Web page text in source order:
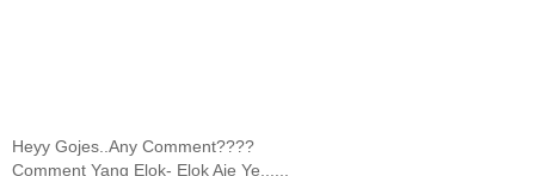
Heyy Gojes..Any Comment????
Comment Yang Elok- Elok Aje Ye......